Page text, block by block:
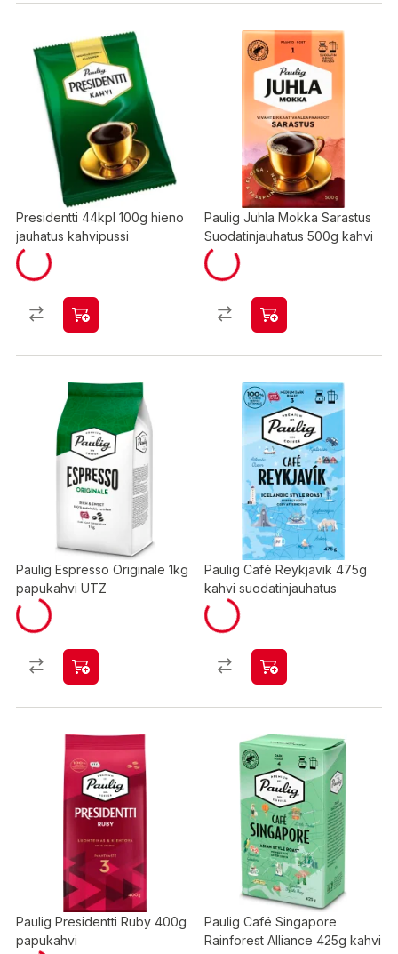
Presidentti 44kpl 100g hieno
jauhatus kahvipussi
Paulig Juhla Mokka Sarastus
Suodatinjauhatus 500g kahvi
Paulig Espresso Originale 1kg
papukahvi UTZ
Paulig Café Reykjavik 475g
kahvi suodatinjauhatus
Paulig Presidentti Ruby 400g
papukahvi
Paulig Café Singapore
Rainforest Alliance 425g kahvi